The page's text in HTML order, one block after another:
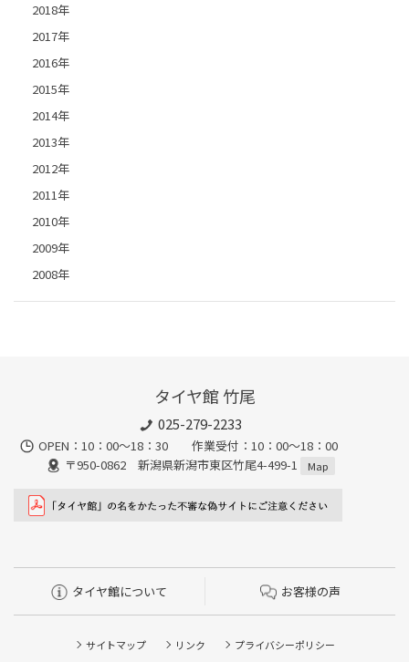
2018年
2017年
2016年
2015年
2014年
2013年
2012年
2011年
2010年
2009年
2008年
タイヤ館 竹尾
025-279-2233
OPEN：10：00～18：30 作業受付：10：00～18：00
〒950-0862 新潟県新潟市東区竹尾4-499-1
Map
タイヤ館について お客様の声
サイトマップ リンク
プライバシーポリシー